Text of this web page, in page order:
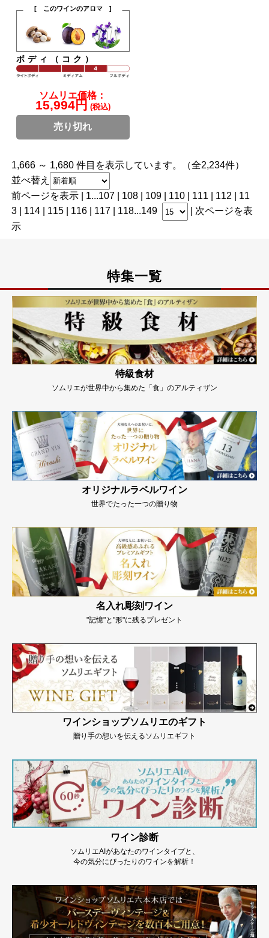
[ このワインのアロマ ]
ボディ（コク）
ソムリエ価格：
15,994円 (税込)
売り切れ
1,666 ～ 1,680 件目を表示しています。（全2,234件）
並べ替え
前ページを表示| 1...107| 108| 109| 110| 111 | 112 | 11
3| 114| 115| 116| 117| 118...149
次ページを表
示
特集一覧
特級食材
ソムリエが世界中から集めた「食」のアルティザン
オリジナルラベルワイン
世界でたった一つの贈り物
名入れ彫刻ワイン
"記憶"と"形"に残るプレゼント
ワインショップソムリエのギフト
贈り手の想いを伝えるソムリエギフト
ワイン診断
ソムリエAIがあなたのワインタイプと、
今の気分にぴったりのワインを解析！